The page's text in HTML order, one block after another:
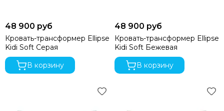
48 900 руб
Кровать-трансформер Ellipse
Kidi Soft Серая
В корзину
48 900 руб
Кровать-трансформер Ellipse
Kidi Soft Бежевая
В корзину